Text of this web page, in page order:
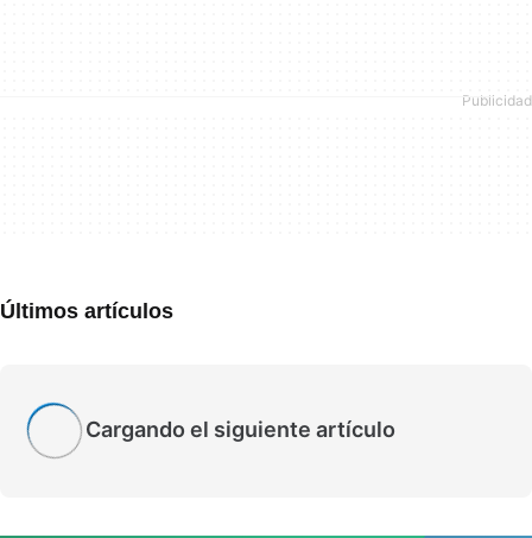
Últimos artículos
Cargando el siguiente artículo